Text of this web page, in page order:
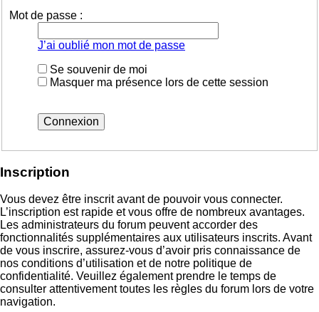
Mot de passe :
J’ai oublié mon mot de passe
Se souvenir de moi
Masquer ma présence lors de cette session
Inscription
Vous devez être inscrit avant de pouvoir vous connecter.
L’inscription est rapide et vous offre de nombreux avantages.
Les administrateurs du forum peuvent accorder des
fonctionnalités supplémentaires aux utilisateurs inscrits. Avant
de vous inscrire, assurez-vous d’avoir pris connaissance de
nos conditions d’utilisation et de notre politique de
confidentialité. Veuillez également prendre le temps de
consulter attentivement toutes les règles du forum lors de votre
navigation.